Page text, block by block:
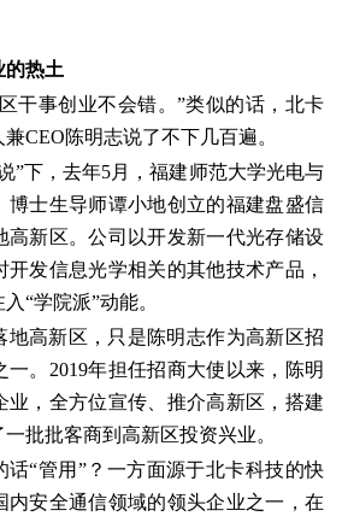
的热土
干事创业不会错。”类似的话，北卡
CEO陈明志说了不下几百遍。
”下，去年5月，福建师范大学光电与
博士生导师谭小地创立的福建盘盛信
高新区。公司以开发新一代光存储设
发信息光学相关的其他技术产品，
“学院派”动能。
地高新区，只是陈明志作为高新区招
。2019年担任招商大使以来，陈明
业，全方位宣传、推介高新区，搭建
批批客商到高新区投资兴业。
话“管用”？一方面源于北卡科技的快
内安全通信领域的领头企业之一，在